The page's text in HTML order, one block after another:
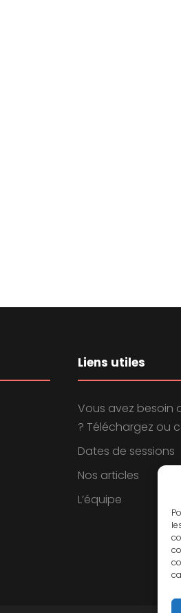
Liens utiles
Vous avez besoin
? Téléchargez ou
Dates de sessions
Nos articles
L’équipe